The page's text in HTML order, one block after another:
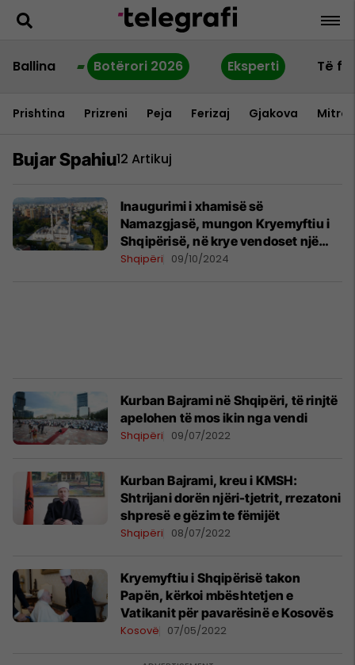
Ballina Botërori 2026 Eksperti Të
Prishtina Prizreni Peja Ferizaj Gjakova
Bujar Spahiu12 Artikuj
Inaugurimi i xhamisë së
Namazgjasë, mungon Kryemyftiu i
Shqipërisë, në krye vendoset një
imam turk
Shqipëri 09/10/2024
Kurban Bajrami në Shqipëri, të rinjtë
apelohen të mos ikin nga vendi
Shqipëri 09/07/2022
Kurban Bajrami, kreu i KMSH:
Shtrijani dorën njëri-tjetrit, rrezatoni
shpresë e gëzim te fëmijët
Shqipëri 08/07/2022
Kryemyftiu i Shqipërisë takon
Papën, kërkoi mbështetjen e
Vatikanit për pavarësinë e Kosovës
Kosovë 07/05/2022